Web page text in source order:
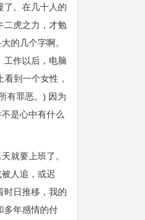
了。在几十人的
二虎之力，才勉
的几个字啊。
工作以后，电脑
到一个女性，
有罪恶。) 因为
是心中有什么
就要上班了。
人追，或迟
时日推移，我的
多年感情的付